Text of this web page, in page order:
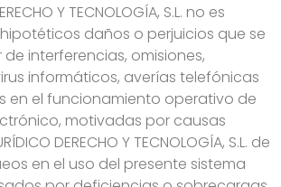
Y TECNOLOGÍA, S.L. no es
daños o perjuicios que se
interferencias, omisiones,
informáticos, averías telefónicas
en el funcionamiento operativo de
motivadas por causas
DERECHO Y TECNOLOGÍA, S.L. de
en el uso del presente sistema